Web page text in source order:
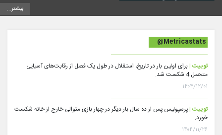
بیشتر...
@Metricastats
توییت |برای اولین بار در تاریخ، استقلال در طول یک فصل از رقابت‌های آسیایی
متحمل 4 شکست شد.
۱۴۰۴/۱۲/۰۱
توییت |پرسپولیس پس از ده سال بار دیگر در چهار بازی متوالی خارج از خانه شکست
خورد.
۱۴۰۴/۱۱/۲۶